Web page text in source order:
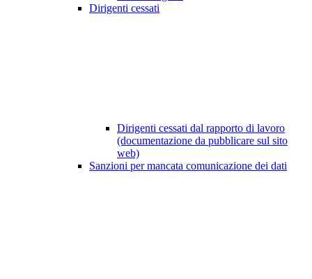
Dirigenti cessati
Dirigenti cessati dal rapporto di lavoro
(documentazione da pubblicare sul sito
web)
Sanzioni per mancata comunicazione dei dati